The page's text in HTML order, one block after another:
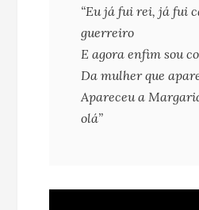
“Eu já fui rei, já fui
guerreiro
E agora enfim sou
Da mulher que
Apareceu a
olá”